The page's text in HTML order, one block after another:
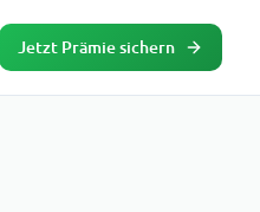
Jetzt Prämie sichern